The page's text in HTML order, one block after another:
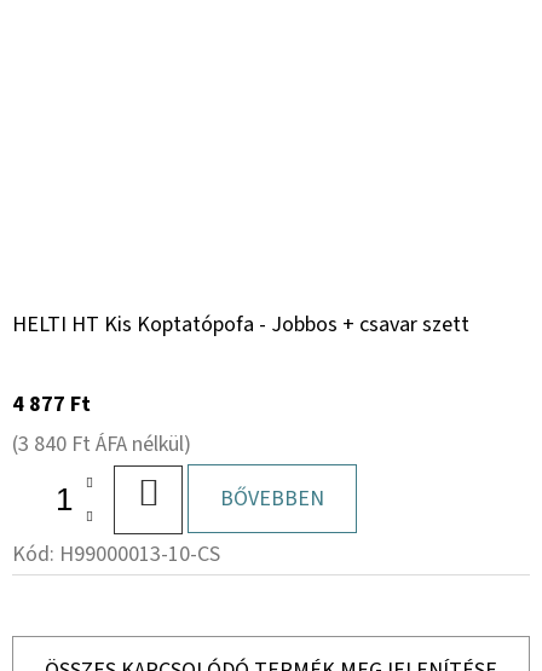
HELTI HT Kis Koptatópofa - Jobbos + csavar szett
4 877 Ft
(3 840 Ft ÁFA nélkül)
KOSÁRBABŐVEBBEN
Kód: H99000013-10-CS